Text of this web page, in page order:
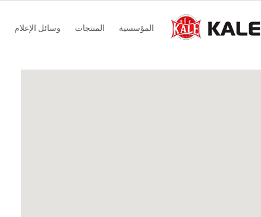
Main
navigation
المؤسسية المنتجات وسائل الإعلام